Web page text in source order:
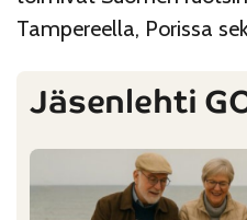
Tampereella, Porissa
Jäsenlehti